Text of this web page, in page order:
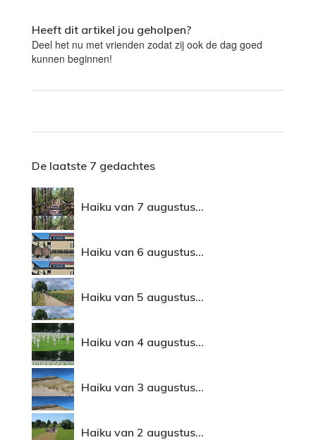
Heeft dit artikel jou geholpen?
Deel het nu met vrienden zodat zij ook de dag goed
kunnen beginnen!
De laatste 7 gedachtes
Haiku van 7 augustus...
Haiku van 6 augustus...
Haiku van 5 augustus...
Haiku van 4 augustus...
Haiku van 3 augustus...
Haiku van 2 augustus...